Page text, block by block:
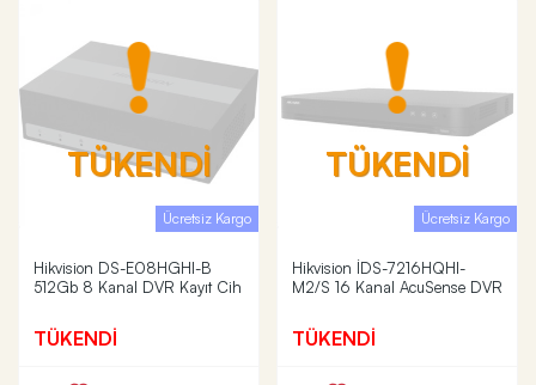
TÜKENDİ
Ücretsiz Kargo
Hikvision DS-E08HGHI-B
512Gb 8 Kanal DVR Kayıt Cih
TÜKENDİ
TÜKENDİ
Ücretsiz Kargo
Hikvision İDS-7216HQHI-
M2/S 16 Kanal AcuSense DVR
TÜKENDİ